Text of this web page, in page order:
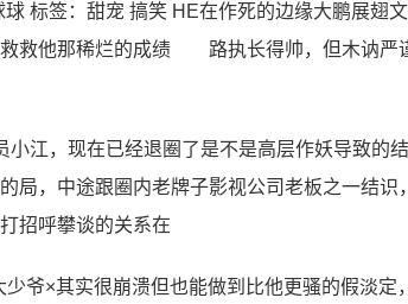
标签：甜宠 搞笑 HE在作死的边缘大鹏展翅文
他那稀烂的成绩 路执长得帅，但木讷严
江，现在已经退圈了是不是高层作妖导致的
局，中途跟圈内老牌子影视公司老板之一结识
招呼攀谈的关系在
爷×其实很崩溃但也能做到比他更骚的假淡定